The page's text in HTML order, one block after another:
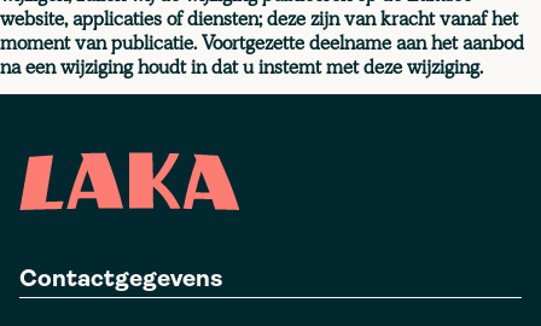
website, applicaties of diensten; deze zijn van kracht vanaf het
moment van publicatie. Voortgezette deelname aan het aanbod
na een wijziging houdt in dat u instemt met deze wijziging.
Contactgegevens